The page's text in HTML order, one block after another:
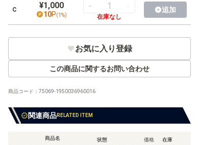
【SM】構築デッキ
【SM】その他商品
【XY】拡張パック
【XY】コンセプトパックなど
C ¥1,000
10P(1%) 在庫なし
追加
お気に入り登録
この商品に関するお問い合わせ
商品コード： 75069-1950036960016
関連商品RELATED ITEM
商品名 状態 価格 在庫